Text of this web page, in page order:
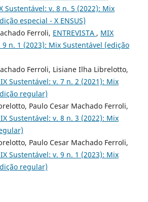
Sustentável: v. 8 n. 5 (2022): Mix
especial - X ENSUS)
Ferroli, ENTREVISTA , MIX
9 n. 1 (2023): Mix Sustentável (edição
Ferroli, Lisiane Ilha Librelotto,
Sustentável: v. 7 n. 2 (2021): Mix
regular)
Paulo Cesar Machado Ferroli,
Sustentável: v. 8 n. 3 (2022): Mix
Paulo Cesar Machado Ferroli,
Sustentável: v. 9 n. 1 (2023): Mix
regular)